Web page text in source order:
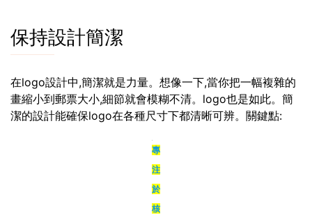
保持設計簡潔
在logo設計中,簡潔就是力量。想像一下,當你把一幅複雜的
畫縮小到郵票大小,細節就會模糊不清。logo也是如此。簡
潔的設計能確保logo在各種尺寸下都清晰可辨。關鍵點:
專
注
於
核